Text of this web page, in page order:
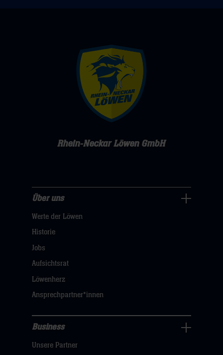
Rhein-Neckar Löwen GmbH
uns
Navigation
öffnen,
dann
hier
Über uns
Werte der Löwen
Historie
Jobs
Aufsichtsrat
Löwenherz
Ansprechpartner*innen
Navigation
Business
Unsere Partner